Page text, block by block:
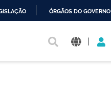
ÓRGÃOS DO GOVERNO
|